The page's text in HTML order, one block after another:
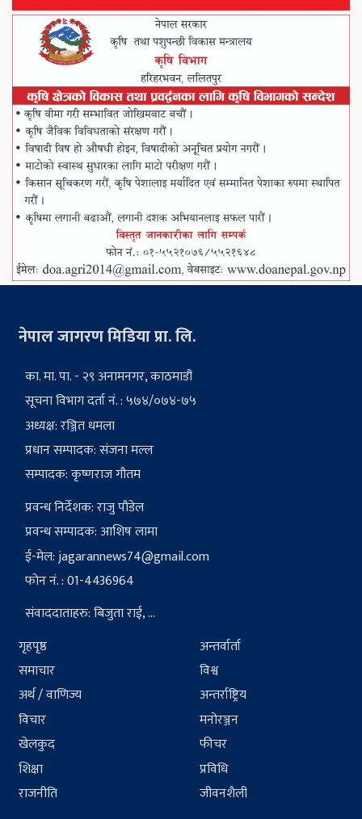
नेपाल जागरण मिडिया प्रा. लि.
का. मा. पा. - २९ अनामनगर, काठमाडौं
सूचना विभाग दर्ता नं. : ५७४/०७४-७५
अध्यक्ष: रञ्जित धमला
प्रधान सम्पादक: संजना मल्ल
सम्पादक: कृष्णराज गौतम
प्रवन्ध निर्देशक: राजु पौडेल
प्रवन्ध सम्पादक: आशिष लामा
ई-मेल:jagarannews74@gmail.com
फोन नं. : 01-4436964
संवाददाताहरु: बिजुता राई, ...
गृहपृष्ठ
समाचार
अर्थ / वाणिज्य
विचार
खेलकुद
शिक्षा
राजनीति
अन्तर्वार्ता
विश्व
अन्तर्राष्ट्रिय
मनोरञ्जन
फीचर
प्रविधि
जीवनशैली